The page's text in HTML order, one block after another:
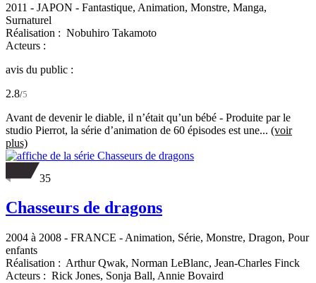
2011 - JAPON - Fantastique, Animation, Monstre, Manga,
Surnaturel
Réalisation : Nobuhiro Takamoto
Acteurs :
avis du public :
2.8/5
Avant de devenir le diable, il n’était qu’un bébé - Produite par le
studio Pierrot, la série d’animation de 60 épisodes est une... (voir
plus)
35
Chasseurs de dragons
2004 à 2008 - FRANCE - Animation, Série, Monstre, Dragon, Pour
enfants
Réalisation : Arthur Qwak, Norman LeBlanc, Jean-Charles Finck
Acteurs : Rick Jones, Sonja Ball, Annie Bovaird